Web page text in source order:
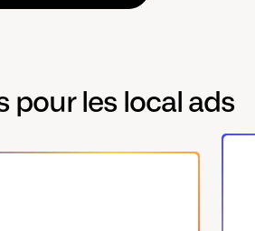
pour les local ads